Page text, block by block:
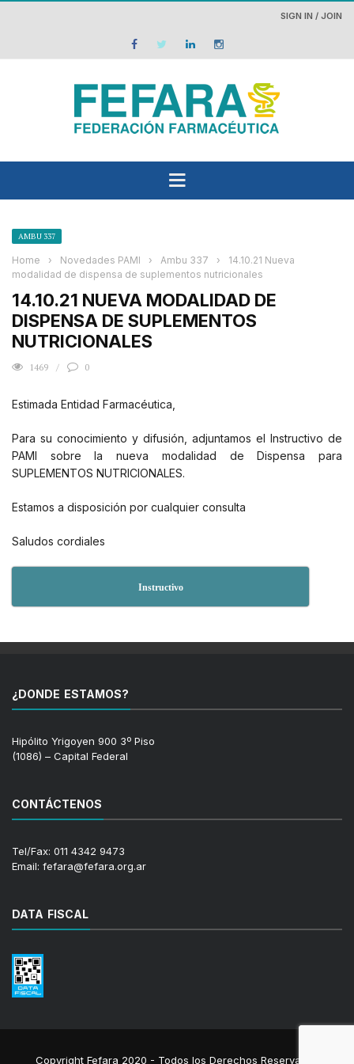
SIGN IN / JOIN
AMBU 337
Home › Novedades PAMI › Ambu 337 ›
14.10.21 Nueva
modalidad de dispensa de suplementos nutricionales
14.10.21 NUEVA MODALIDAD DE
DISPENSA DE SUPLEMENTOS
NUTRICIONALES
1469 0
Estimada Entidad Farmacéutica,
Para su conocimiento y difusión, adjuntamos el Instructivo de
PAMI sobre la nueva modalidad de Dispensa para
SUPLEMENTOS NUTRICIONALES.
Estamos a disposición por cualquier consulta
Saludos cordiales
Instructivo
¿DONDE ESTAMOS?
Hipólito Yrigoyen 900 3º Piso
(1086) – Capital Federal
CONTÁCTENOS
Tel/Fax: 011 4342 9473
Email: fefara@fefara.org.ar
DATA FISCAL
Copyright Fefara 2020 - Todos los Derechos Reservados